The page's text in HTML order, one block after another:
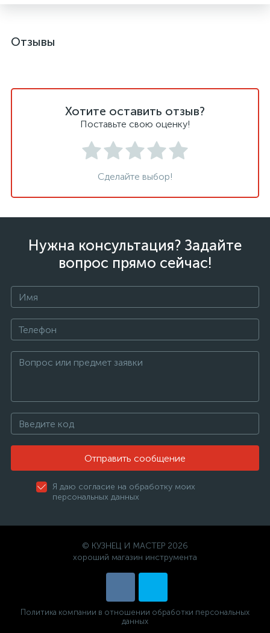
Отзывы
Хотите оставить отзыв?
Поставьте свою оценку!
Сделайте выбор!
Нужна консультация? Задайте
вопрос прямо сейчас!
Отправить сообщение
Я даю согласие на обработку моих
персональных данных
© КУЗНЕЦ И МАСТЕР 2026
хороший магазин инструмента
Политика компании в отношении обработки персональных
данных